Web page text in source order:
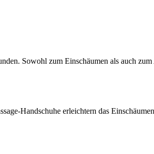
Sowohl zum Einschäumen als auch
Handschuhe erleichtern das